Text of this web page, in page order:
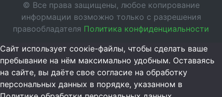
© Все права защищены, любое копирование
информации возможно только с разрешения
правообладателя Политика конфиденциальности
Сайт использует соокіе-файлы, чтобы сделать ваше
пребывание на нём максимально удобным. Оставаясь
на сайте, вы даёте свое согласие на обработку
персональных данных в порядке, указанном в